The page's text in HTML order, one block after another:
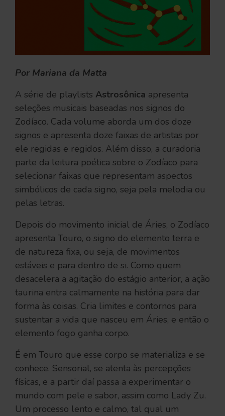
Por Mariana da Matta
A série de playlists Astrosônica apresenta
seleções musicais baseadas nos signos do
Zodíaco. Cada volume aborda um dos doze
signos e apresenta doze faixas de artistas por
ele regidas e regidos. Além disso, a curadoria
parte da leitura poética sobre o Zodíaco para
selecionar faixas que representam aspectos
simbólicos de cada signo, seja pela melodia ou
pelas letras.
Depois do movimento inicial de Áries, o Zodíaco
apresenta Touro, o signo do elemento terra e
de natureza fixa, ou seja, de movimentos
estáveis e para dentro de si. Como quem
desacelera a agitação do estágio anterior, a ação
taurina entra calmamente na história para dar
forma às coisas. Cria limites e contornos para
sustentar a vida que nasceu em Áries, e então o
elemento fogo ganha corpo.
É em Touro que esse corpo se materializa e se
conhece. Sensorial, se atenta às percepções
físicas, e a partir daí passa a experimentar o
mundo com pele e sabor, assim como Lady Zu.
Um processo lento e calmo, tal qual um